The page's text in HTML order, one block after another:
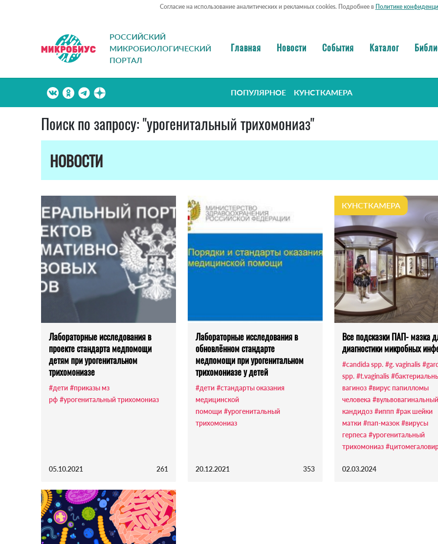
Согласие на использование аналитических и рекламных cookies. Подробнее в Политике
РОССИЙСКИЙ
МИКРОБИОЛОГИЧЕСКИЙ
ПОРТАЛ
Главная Новости События Каталог
ПОПУЛЯРНОЕ КУНСТКАМЕРА
Поиск по запросу: "урогенитальный трихомониаз"
НОВОСТИ
Лабораторные исследования в
проекте стандарта медпомощи
детям при урогенитальном
трихомониазе
#дети #приказы мз
рф #урогенитальный трихомониаз
05.10.2021 261
Лабораторные исследования в
обновлённом стандарте
медпомощи при урогенитальном
трихомониазе у детей
#дети #стандарты оказания
медицинской
помощи #урогенитальный
трихомониаз
20.12.2021 353
КУНСТКАМЕРА
Все подсказки ПАП- мазка
диагностики микробных
#candida spp. #g. vaginalis
spp. #t.vaginalis
вагиноз #вирус папилломы
человека #вульвовагинальный
кандидоз #иппп #рак шейки
матки #пап-мазок #вирусы
герпеса #урогенитальный
трихомониаз
02.03.2024